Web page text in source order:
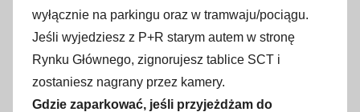
wyłącznie na parkingu oraz w tramwaju/pociągu.
Jeśli wyjedziesz z P+R starym autem w stronę
Rynku Głównego, zignorujesz tablice SCT i
zostaniesz nagrany przez kamery.
Gdzie zaparkować, jeśli przyjeżdżam do